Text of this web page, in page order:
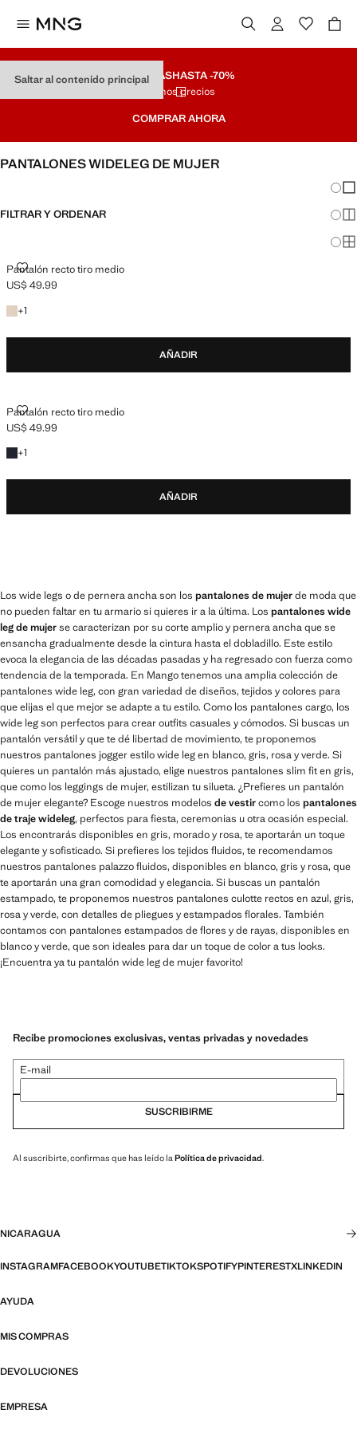
Saltar al contenido principal
REBAJASHASTA -70%
Últimos precios
COMPRAR AHORA
PANTALONES WIDELEG DE MUJER
FILTRAR Y ORDENAR
Pantalón recto tiro medio
PANTALÓN RECTO TIRO MEDIO
Precio actual [US$ 49.99 ]
US$ 49.99
+1
+1 color
AÑADIR
Pantalón recto tiro medio
PANTALÓN RECTO TIRO MEDIO
Precio actual [US$ 49.99 ]
US$ 49.99
+1
+1 color
AÑADIR
Los wide legs o de pernera ancha son los pantalones de mujerde moda que
no pueden faltar en tu armario si quieres ir a la última. Los pantalones wide
leg de mujerse caracterizan por su corte amplio y pernera ancha que se
ensancha gradualmente desde la cintura hasta el dobladillo. Este estilo
evoca la elegancia de las décadas pasadas y ha regresado con fuerza como
tendencia de la temporada. En Mango tenemos una amplia colección de
pantalones wide leg, con gran variedad de diseños, tejidos y colores para
que elijas el que mejor se adapte a tu estilo. Como los pantalones cargo, los
wide leg son perfectos para crear outfits casuales y cómodos. Si buscas un
pantalón versátil y que te dé libertad de movimiento, te proponemos
nuestros pantalones jogger estilo wide leg en blanco, gris, rosa y verde. Si
quieres un pantalón más ajustado, elige nuestros pantalones slim fit en gris,
que como los leggings de mujer, estilizan tu silueta. ¿Prefieres un pantalón
de mujer elegante? Escoge nuestros modelos de vestircomo los pantalones
de traje wideleg, perfectos para fiesta, ceremonias u otra ocasión especial.
Los encontrarás disponibles en gris, morado y rosa, te aportarán un toque
elegante y sofisticado. Si prefieres los tejidos fluidos, te recomendamos
nuestros pantalones palazzo fluidos, disponibles en blanco, gris y rosa, que
te aportarán una gran comodidad y elegancia. Si buscas un pantalón
estampado, te proponemos nuestros pantalones culotte rectos en azul, gris,
rosa y verde, con detalles de pliegues y estampados florales. También
contamos con pantalones estampados de flores y de rayas, disponibles en
blanco y verde, que son ideales para dar un toque de color a tus looks.
¡Encuentra ya tu pantalón wide leg de mujer favorito!
Recibe promociones exclusivas, ventas privadas y novedades
E-mail
SUSCRIBIRME
Al suscribirte, confirmas que has leído la Política de privacidad.
NICARAGUA
INSTAGRAMFACEBOOKYOUTUBETIKTOKSPOTIFYPINTERESTXLINKEDIN
AYUDA
MIS COMPRAS
DEVOLUCIONES
EMPRESA